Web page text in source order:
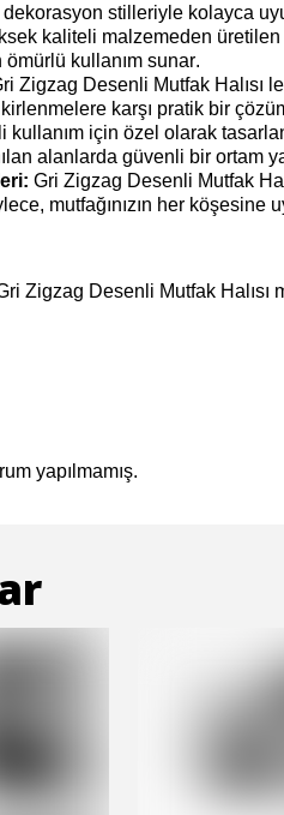
stilleriyle kolayca
kaliteli malzemeden üretilen
ömürlü kullanım sunar.
Zigzag Desenli Mutfak Halısı l
karşı pratik bir
kullanım için özel olarak
alanlarda güvenli bir ortam
Gri Zigzag Desenli Mutfak
mutfağınızın her köşesine
Zigzag Desenli Mutfak Halısı
yapılmamış.